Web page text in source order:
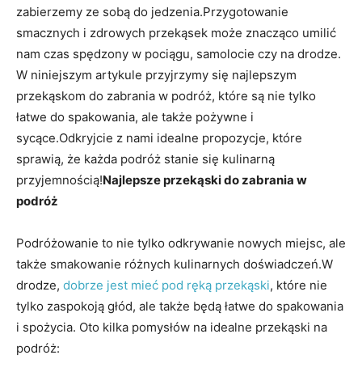
⁢zabierzemy ze sobą do jedzenia.Przygotowanie
smacznych i ⁢zdrowych przekąsek może znacząco umilić
nam czas spędzony w ‌pociągu, samolocie czy na drodze.
W niniejszym artykule przyjrzymy się najlepszym
przekąskom do zabrania w podróż, które są nie tylko
łatwe do spakowania, ale także ‍pożywne i
sycące.Odkryjcie z nami idealne propozycje, które
sprawią, że każda podróż stanie‌ się kulinarną
przyjemnością!Najlepsze przekąski do zabrania w
podróż
Podróżowanie to⁢ nie tylko‌ odkrywanie nowych miejsc, ale
także smakowanie ⁤różnych kulinarnych doświadczeń.W
drodze, dobrze jest mieć pod ręką przekąski, które nie
tylko zaspokoją głód, ale także będą łatwe ‍do spakowania
i spożycia. Oto kilka pomysłów na idealne przekąski na
podróż: